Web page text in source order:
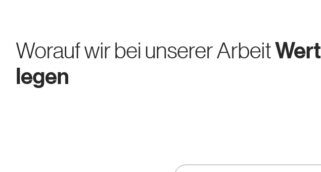
Worauf wir bei unserer ArbeitWert
legen